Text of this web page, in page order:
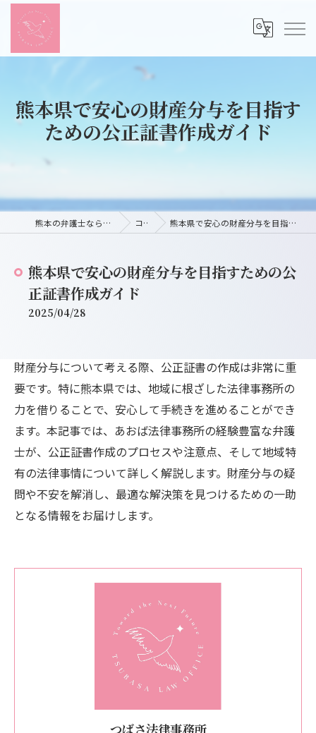
熊本県で安心の財産分与を目指す
ための公正証書作成ガイド
熊本の弁護士ならつばさ法律事務所 コラム 熊本県で安心の財産分与を目指すための公正証書作成ガイド
熊本県で安心の財産分与を目指すための公
正証書作成ガイド
2025/04/28
財産分与について考える際、公正証書の作成は非常に重
要です。特に熊本県では、地域に根ざした法律事務所の
力を借りることで、安心して手続きを進めることができ
ます。本記事では、あおば法律事務所の経験豊富な弁護
士が、公正証書作成のプロセスや注意点、そして地域特
有の法律事情について詳しく解説します。財産分与の疑
問や不安を解消し、最適な解決策を見つけるための一助
となる情報をお届けします。
つばさ法律事務所